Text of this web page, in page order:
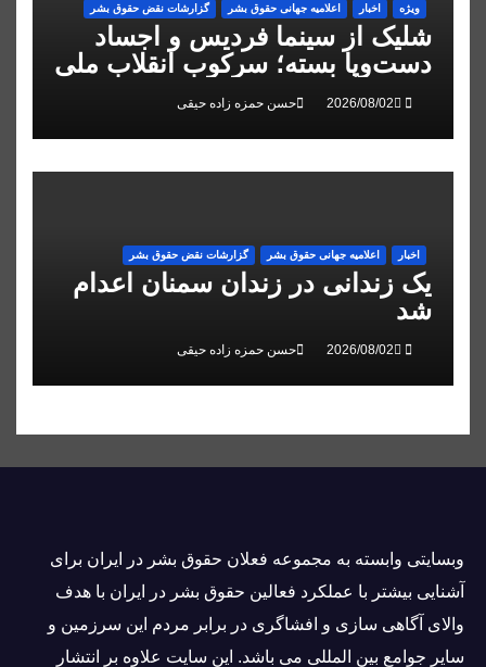
ویژه اخبار اعلاميه جهانی حقوق بشر گزارشات نقض حقوق بشر
شلیک از سینما فردیس و اجساد
دست‌وپا بسته؛ سرکوب انقلاب ملی
در البرز
حسن حمزه زاده حیقی
اخبار اعلاميه جهانی حقوق بشر گزارشات نقض حقوق بشر
یک زندانی در زندان سمنان اعدام
شد
حسن حمزه زاده حیقی
وبسايتى وابسته به مجموعه فعلان حقوق بشر در ایران برای
آشنایی بيشتر با عملکرد فعالین حقوق بشر در ایران با هدف
والاى آگاهى سازی و افشاگرى در برابر مردم این سرزمین و
ساير جوامع بین المللى می باشد. این سایت علاوه بر انتشار